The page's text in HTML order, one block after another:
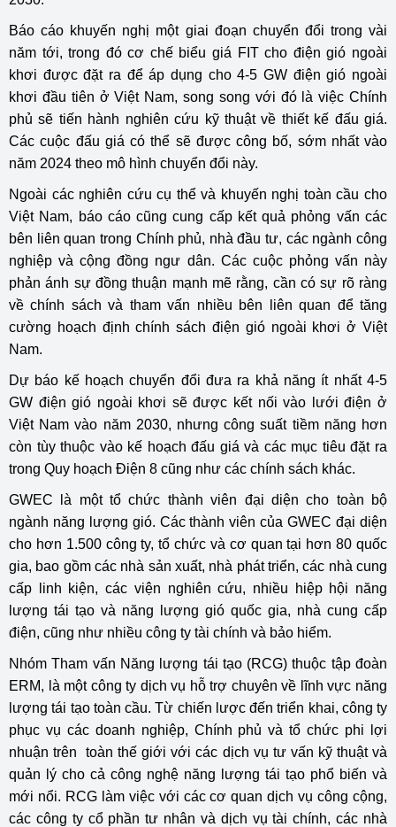
Báo cáo khuyến nghị một giai đoạn chuyển đổi trong vài
năm tới, trong đó cơ chế biểu giá FIT cho điện gió ngoài
khơi được đặt ra để áp dụng cho 4-5 GW điện gió ngoài
khơi đầu tiên ở Việt Nam, song song với đó là việc Chính
phủ sẽ tiến hành nghiên cứu kỹ thuật về thiết kế đấu giá.
Các cuộc đấu giá có thể sẽ được công bố, sớm nhất vào
năm 2024 theo mô hình chuyển đổi này.
Ngoài các nghiên cứu cụ thể và khuyến nghị toàn cầu cho
Việt Nam, báo cáo cũng cung cấp kết quả phỏng vấn các
bên liên quan trong Chính phủ, nhà đầu tư, các ngành công
nghiệp và cộng đồng ngư dân. Các cuộc phỏng vấn này
phản ánh sự đồng thuận mạnh mẽ rằng, cần có sự rõ ràng
về chính sách và tham vấn nhiều bên liên quan để tăng
cường hoạch định chính sách điện gió ngoài khơi ở Việt
Nam.
Dự báo kế hoạch chuyển đổi đưa ra khả năng ít nhất 4-5
GW điện gió ngoài khơi sẽ được kết nối vào lưới điện ở
Việt Nam vào năm 2030, nhưng công suất tiềm năng hơn
còn tùy thuộc vào kế hoạch đấu giá và các mục tiêu đặt ra
trong Quy hoạch Điện 8 cũng như các chính sách khác.
GWEC là một tổ chức thành viên đại diện cho toàn bộ
ngành năng lượng gió. Các thành viên của GWEC đại diện
cho hơn 1.500 công ty, tổ chức và cơ quan tại hơn 80 quốc
gia, bao gồm các nhà sản xuất, nhà phát triển, các nhà cung
cấp linh kiện, các viện nghiên cứu, nhiều hiệp hội năng
lượng tái tạo và năng lượng gió quốc gia, nhà cung cấp
điện, cũng như nhiều công ty tài chính và bảo hiểm.
Nhóm Tham vấn Năng lượng tái tạo (RCG) thuộc tập đoàn
ERM, là một công ty dịch vụ hỗ trợ chuyên về lĩnh vực năng
lượng tái tạo toàn cầu. Từ chiến lược đến triển khai, công ty
phục vụ các doanh nghiệp, Chính phủ và tổ chức phi lợi
nhuận trên toàn thế giới với các dịch vụ tư vấn kỹ thuật và
quản lý cho cả công nghệ năng lượng tái tạo phổ biến và
mới nổi. RCG làm việc với các cơ quan dịch vụ công cộng,
các công ty cổ phần tư nhân và dịch vụ tài chính, các nhà